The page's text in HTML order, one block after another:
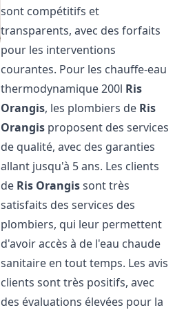
sont compétitifs et
transparents, avec des forfaits
pour les interventions
courantes. Pour les chauffe-eau
thermodynamique 200l Ris
Orangis, les plombiers de Ris
Orangis proposent des services
de qualité, avec des garanties
allant jusqu'à 5 ans. Les clients
de Ris Orangissont très
satisfaits des services des
plombiers, qui leur permettent
d'avoir accès à de l'eau chaude
sanitaire en tout temps. Les avis
clients sont très positifs, avec
des évaluations élevées pour la